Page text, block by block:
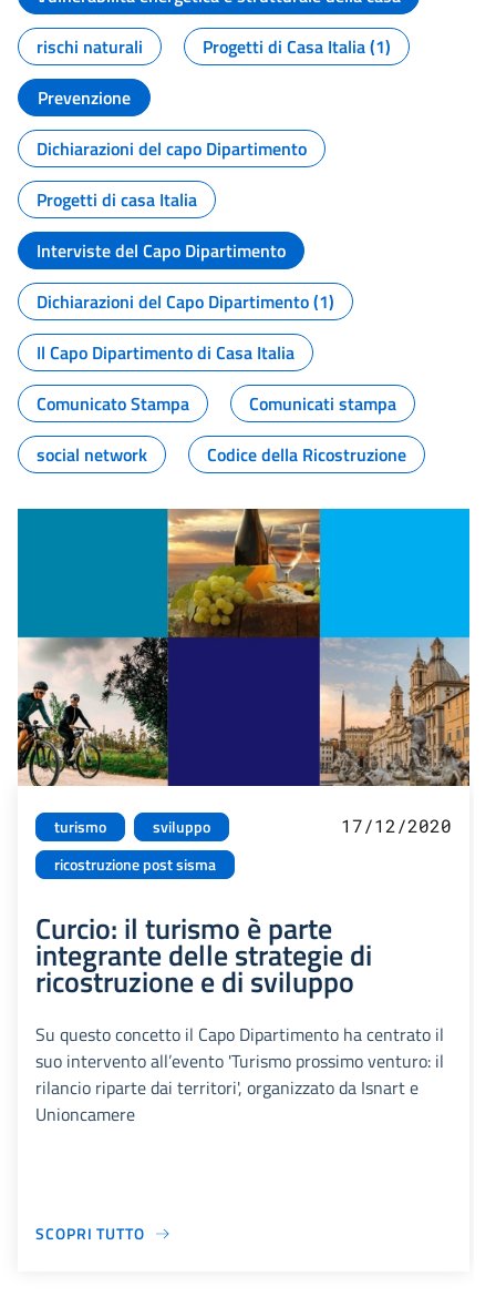
rischi naturali
Progetti di Casa Italia (1)
Prevenzione
Dichiarazioni del capo Dipartimento
Progetti di casa Italia
Interviste del Capo Dipartimento
Dichiarazioni del Capo Dipartimento (1)
Il Capo Dipartimento di Casa Italia
Comunicato Stampa
Comunicati stampa
social network
Codice della Ricostruzione
turismo
sviluppo
ricostruzione post sisma
17/12/2020
Curcio: il turismo è parte
integrante delle strategie di
ricostruzione e di sviluppo
Su questo concetto il Capo Dipartimento ha centrato il
suo intervento all’evento 'Turismo prossimo venturo: il
rilancio riparte dai territori', organizzato da Isnart e
Unioncamere
SCOPRI TUTTO